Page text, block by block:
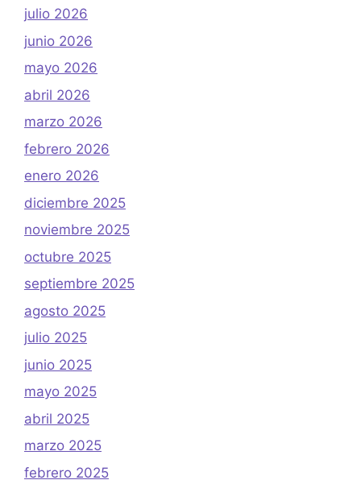
julio 2026
junio 2026
mayo 2026
abril 2026
marzo 2026
febrero 2026
enero 2026
diciembre 2025
noviembre 2025
octubre 2025
septiembre 2025
agosto 2025
julio 2025
junio 2025
mayo 2025
abril 2025
marzo 2025
febrero 2025